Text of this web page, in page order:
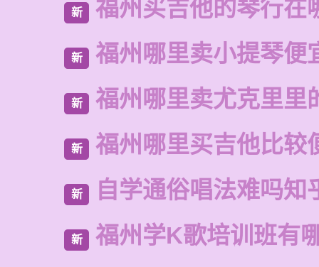
新 福州买吉他的琴行在
新 福州哪里卖小提琴便
新 福州哪里卖尤克里里
新 福州哪里买吉他比较
新 自学通俗唱法难吗知
新 福州学K歌培训班有